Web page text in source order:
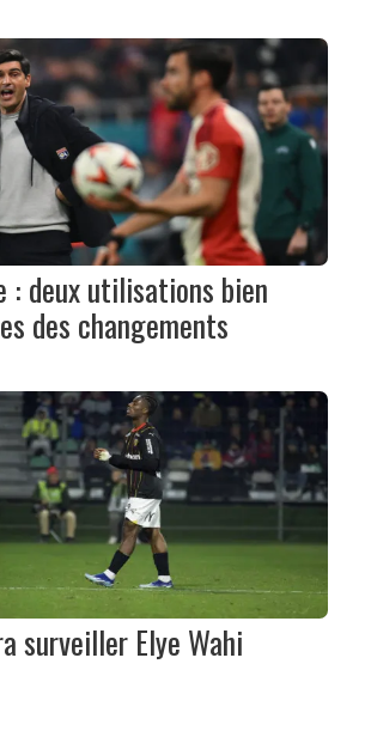
: deux utilisations bien
des changements
surveiller Elye Wahi